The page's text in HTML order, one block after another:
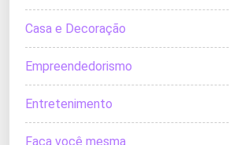
Casa e Decoração
Empreendedorismo
Entretenimento
Faça você mesma